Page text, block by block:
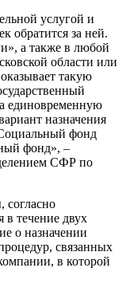
услугой и
обратится за ней.
а также в любой
области или
такую
единовременную
назначения
фонд
фонд», –
СФР по
согласно
в течение двух
о назначении
связанных
в которой